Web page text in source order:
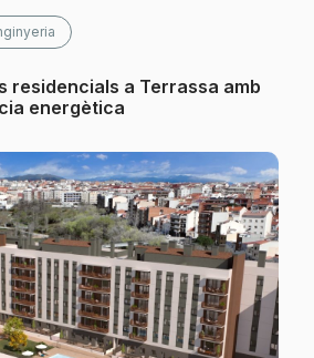
residencials a Terrassa amb
energètica